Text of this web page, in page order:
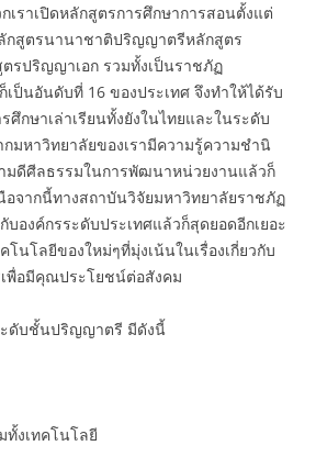
ราเปิดหลักสูตรการศึกษาการสอนตั้งแต่
สูตรนานาชาติปริญญาตรีหลักสูตร
รปริญญาเอก รวมทั้งเป็นราชภัฏ
ป็นอันดับที่ 16 ของประเทศ จึงทำให้ได้รับ
ศึกษาเล่าเรียนทั้งยังในไทยและในระดับ
มหาวิทยาลัยของเรามีความรู้ความชำนิ
ดีศีลธรรมในการพัฒนาหน่วยงานแล้วก็
จากนี้ทางสถาบันวิจัยมหาวิทยาลัยราชภัฏ
บองค์กรระดับประเทศแล้วก็สุดยอดอีกเยอะ
โนโลยีของใหม่ๆที่มุ่งเน้นในเรื่องเกี่ยวกับ
เพื่อมีคุณประโยชน์ต่อสังคม
ดับชั้นปริญญาตรี มีดังนี้
งเทคโนโลยี